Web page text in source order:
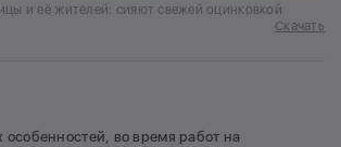
и её жителей: сияют свежей оцинковкой
Скачать
особенностей, во время работ на